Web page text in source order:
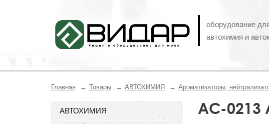
оборудование
автохимия и
Главная Товары АВТОХИМИЯ Ароматизаторы,
АВТОХИМИЯ AC-0213